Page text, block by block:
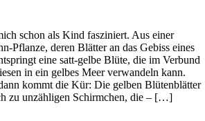
schon als Kind fasziniert. Aus einer
Pflanze, deren Blätter an das Gebiss eines
eine satt-gelbe Blüte, die im Verbund
in ein gelbes Meer verwandeln kann.
kommt die Kür: Die gelben Blütenblätter
zu unzähligen Schirmchen, die – […]